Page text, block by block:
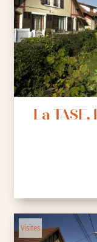
La
Visites